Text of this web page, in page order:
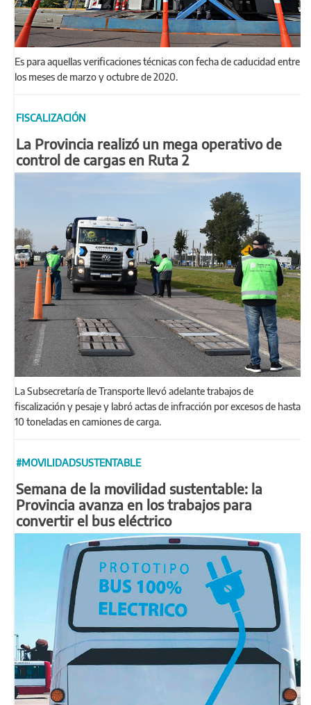
Es para aquellas verificaciones técnicas con fecha de caducidad entre
los meses de marzo y octubre de 2020.
FISCALIZACIÓN
La Provincia realizó un mega operativo de
control de cargas en Ruta 2
La Subsecretaría de Transporte llevó adelante trabajos de
fiscalización y pesaje y labró actas de infracción por excesos de hasta
10 toneladas en camiones de carga.
#MOVILIDADSUSTENTABLE
Semana de la movilidad sustentable: la
Provincia avanza en los trabajos para
convertir el bus eléctrico